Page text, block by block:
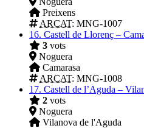
Preixens
ARCAT: MNG-1007
16. Castell de Llorenç –
3 vots
Noguera
Camarasa
ARCAT: MNG-1008
17. Castell de l’Aguda –
2 vots
Noguera
Vilanova de l'Aguda